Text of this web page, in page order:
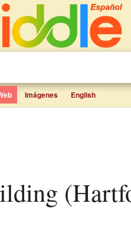
Imágenes English